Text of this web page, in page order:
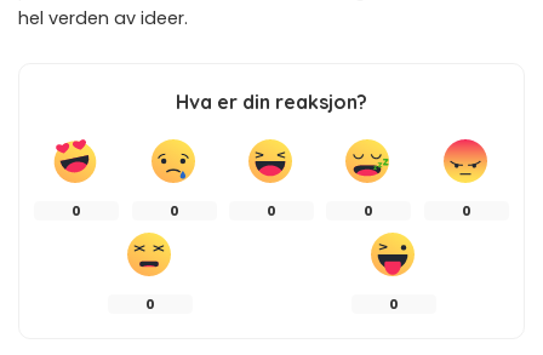
hel verden av ideer.
Hva er din reaksjon?
0 0 0 0 0
0 0